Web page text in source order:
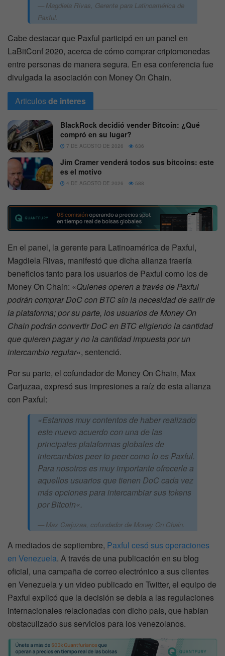
Magdiela Rivas, Gerente para Latinoamérica de
Paxful.
Cabe destacar que Paxful participó en un panel en
LaBitConf 2020, acerca de cómo comprar criptomonedas
entre personas de manera segura. En esa conferencia fue
divulgada la asociación con Money On Chain.
Articulosde interes
BlackRock decidió vender Bitcoin: ¿Qué
compró en su lugar?
7 DE AGOSTO DE 2026 636
Jim Cramer venderá todos sus bitcoins: este
es el motivo
4 DE AGOSTO DE 2026 588
En el panel, la gerente para Latinoamérica de Paxful,
Magdiela Rivas, manifestó que dicha alianza traería
beneficios tanto para los usuarios de Paxful como los de
Money On Chain: «Quienes operen a través de Paxful
podrán comprar DoC con BTC sin la necesidad de salir de
la plataforma; por su parte, los usuarios de Money On
Chain podrán convertir DoC en BTC eligiendo la cantidad
que quieren pagar y no la cantidad impuesta por un
intercambio regular«, sentenció.
Por su parte, el cofundador de Money On Chain, Max
Carjuzaa, expresó sus impresiones a raíz de esta alianza
con Paxful:
«Estamos muy contentos de haber realizado
este nuevo acuerdo con una de las
principales plataformas globales de
intercambios peer to peer como lo es Paxful.
Para nosotros es muy importante ofrecerle a
aquellos usuarios que tienen DoC cada vez
más opciones para intercambiar sus tokens
por Bitcoin«.
Max Carjuzaa, cofundador de Money On Chain.
A mediados de septiembre, Paxful cesó sus operaciones
en Venezuela. A través de una publicación en su blog
oficial, una campaña de correo electrónico a sus clientes
en Venezuela y un video publicado en Twitter, el equipo de
Paxful explicó que la decisión se debía a las regulaciones
internacionales relacionadas con dicho país, que habían
obstaculizado sus servicios para los venezolanos.